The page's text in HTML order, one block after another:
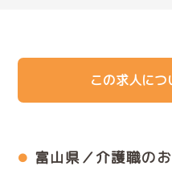
この求人に
富山県／介護職の